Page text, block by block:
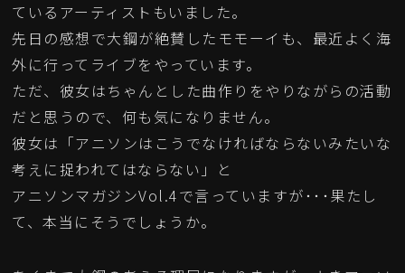
ているアーティストもいました。
先日の感想で大鋼が絶賛したモモーイも、最近よく海
外に行ってライブをやっています。
ただ、彼女はちゃんとした曲作りをやりながらの活動
だと思うので、何も気になりません。
彼女は「アニソンはこうでなければならないみたいな
考えに捉われてはならない」と
アニソンマガジンVol.4で言っていますが･･･果たし
て、本当にそうでしょうか。